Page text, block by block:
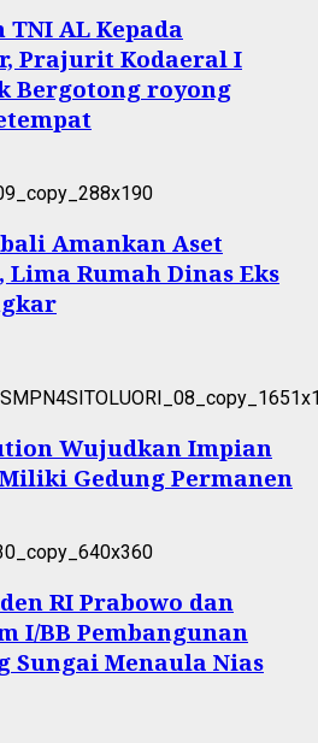
AL Kepada
Prajurit Kodaeral I
Bergotong royong
Amankan Aset
Rumah Dinas Eks
Wujudkan Impian
Gedung Permanen
RI Prabowo dan
I/BB Pembangunan
Sungai Menaula Nias